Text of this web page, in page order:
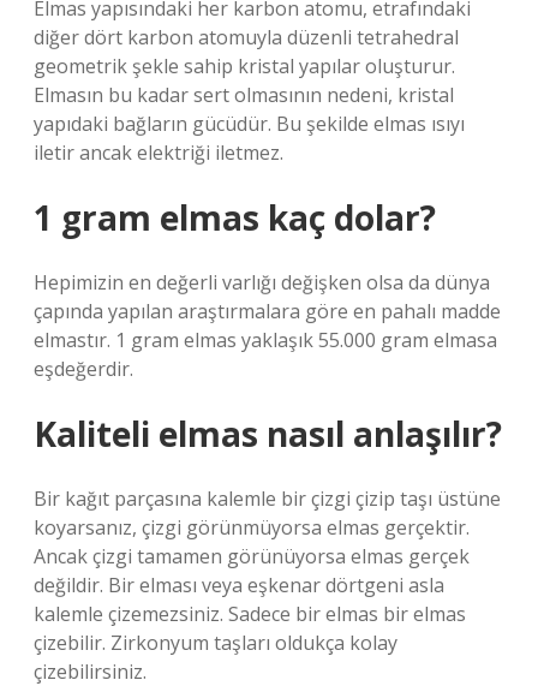
Elmas yapısındaki her karbon atomu, etrafındaki
diğer dört karbon atomuyla düzenli tetrahedral
geometrik şekle sahip kristal yapılar oluşturur.
Elmasın bu kadar sert olmasının nedeni, kristal
yapıdaki bağların gücüdür. Bu şekilde elmas ısıyı
iletir ancak elektriği iletmez.
1 gram elmas kaç dolar?
Hepimizin en değerli varlığı değişken olsa da dünya
çapında yapılan araştırmalara göre en pahalı madde
elmastır. 1 gram elmas yaklaşık 55.000 gram elmasa
eşdeğerdir.
Kaliteli elmas nasıl anlaşılır?
Bir kağıt parçasına kalemle bir çizgi çizip taşı üstüne
koyarsanız, çizgi görünmüyorsa elmas gerçektir.
Ancak çizgi tamamen görünüyorsa elmas gerçek
değildir. Bir elması veya eşkenar dörtgeni asla
kalemle çizemezsiniz. Sadece bir elmas bir elmas
çizebilir. Zirkonyum taşları oldukça kolay
çizebilirsiniz.